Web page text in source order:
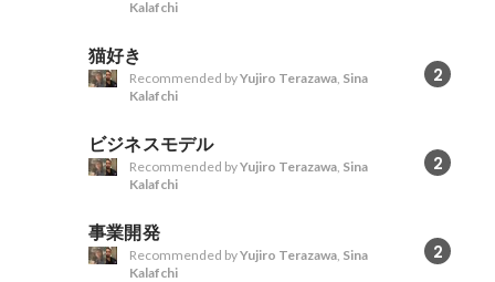
Kalafchi
猫好き
2
Recommended byYujiro Terazawa, Sina
Kalafchi
ビジネスモデル
2
Recommended byYujiro Terazawa, Sina
Kalafchi
事業開発
2
Recommended byYujiro Terazawa, Sina
Kalafchi